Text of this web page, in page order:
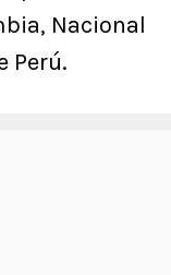
Nacional
Perú.